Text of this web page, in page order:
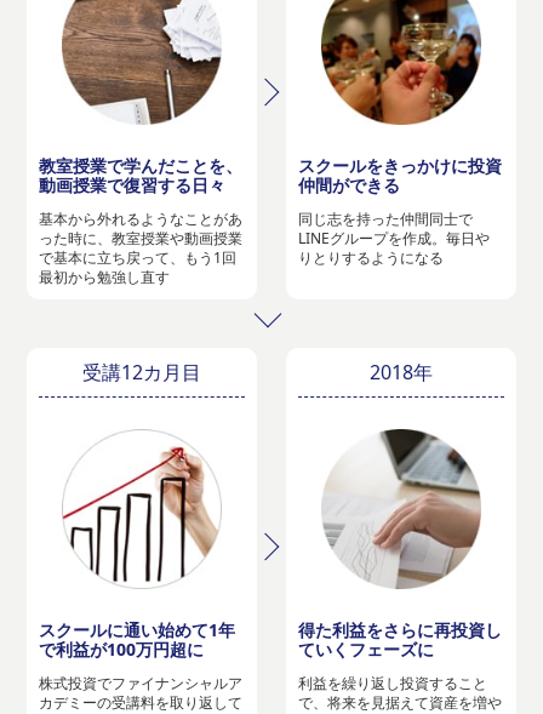
教室授業で学んだことを、
動画授業で復習する日々
基本から外れるようなことがあ
った時に、教室授業や動画授業
で基本に立ち戻って、もう1回
最初から勉強し直す
スクールをきっかけに投資
仲間ができる
同じ志を持った仲間同士で
LINEグループを作成。毎日や
りとりするようになる
受講12カ月目
スクールに通い始めて1年
で利益が100万円超に
株式投資でファイナンシャルア
カデミーの受講料を取り返して
2018年
得た利益をさらに再投資し
ていくフェーズに
利益を繰り返し投資すること
で、将来を見据えて資産を増や